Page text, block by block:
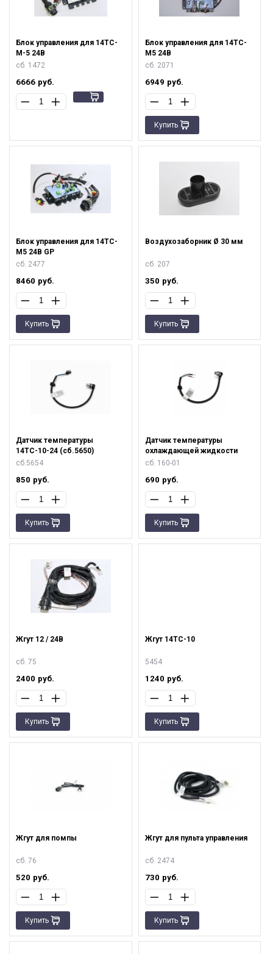
Блок управления для 14ТС-
М-5 24В
сб. 1472
6666 руб.
Блок управления для 14ТС-
М5 24В
сб. 2071
6949 руб.
Купить
Блок управления для 14ТС-
М5 24В GP
сб. 2477
8460 руб.
Купить
Воздухозаборник Ø 30 мм
сб. 207
350 руб.
Купить
Датчик температуры
14ТС-10-24 (сб.5650)
сб.5654
850 руб.
Купить
Датчик температуры
охлаждающей жидкости
сб. 160-01
690 руб.
Купить
Жгут 12 / 24В
сб. 75
2400 руб.
Купить
Жгут 14ТС-10
5454
1240 руб.
Купить
Жгут для помпы
сб. 76
520 руб.
Купить
Жгут для пульта управления
сб. 2474
730 руб.
Купить